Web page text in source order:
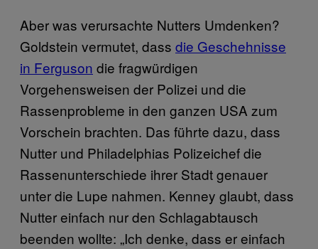
Aber was verursachte Nutters Umdenken?
Goldstein vermutet, dass die Geschehnisse
in Ferguson die fragwürdigen
Vorgehensweisen der Polizei und die
Rassenprobleme in den ganzen USA zum
Vorschein brachten. Das führte dazu, dass
Nutter und Philadelphias Polizeichef die
Rassenunterschiede ihrer Stadt genauer
unter die Lupe nahmen. Kenney glaubt, dass
Nutter einfach nur den Schlagabtausch
beenden wollte: „Ich denke, dass er einfach